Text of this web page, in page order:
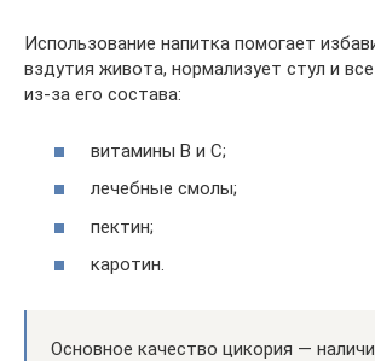
Использование напитка помогает
вздутия живота, нормализует стул и
из-за его состава:
витамины В и С;
лечебные смолы;
пектин;
каротин.
Основное качество цикория —